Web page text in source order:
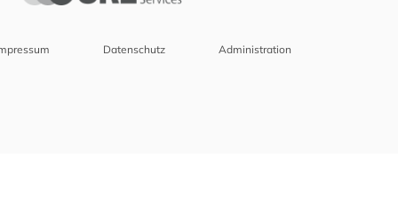
Datenschutz Administration